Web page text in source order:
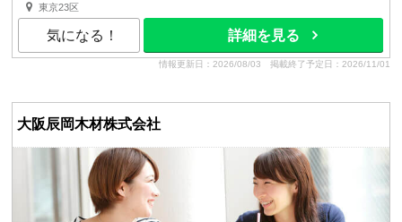
金内訳＞ 月額（基本給）：210,000円 固定残業手当/月：...
東京23区
気になる！ 詳細を見る
情報更新日：2026/08/03 掲載終了予定日：2026/11/01
大阪辰岡木材株式会社